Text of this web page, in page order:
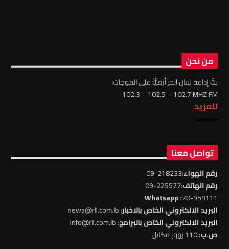
من نحن
بثّ إذاعة لبنان الحر أرضيًّا على الموجات:
102.3 – 102.5 – 102.7 MHZ FM
للمزيد
تواصل معنا
رقم الهواء:218233-09
رقم الهاتف:225577-09
70-959111
: Whatsapp
البريد الالكتروني الخاص بالاخبار: news@rll.com.lb
البريد الالكتروني الخاص بالبرامج: info@rll.com.lb
ص.ب: 110 زوق مكايل